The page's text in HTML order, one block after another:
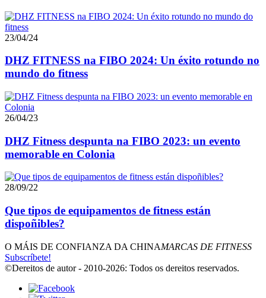
23/04/24
DHZ FITNESS na FIBO 2024: Un éxito rotundo no
mundo do fitness
26/04/23
DHZ Fitness despunta na FIBO 2023: un evento
memorable en Colonia
28/09/22
Que tipos de equipamentos de fitness están
dispoñibles?
O MÁIS DE CONFIANZA DA CHINAMARCAS DE FITNESS
Subscríbete!
©Dereitos de autor - 2010-2026: Todos os dereitos reservados.